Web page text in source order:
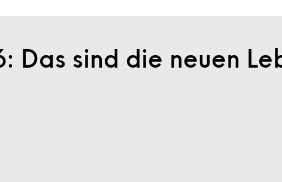
Das sind die neuen